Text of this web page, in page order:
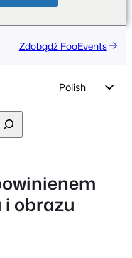
Zdobądź FooEvents
Polish
Spanish
Italian
obrazu